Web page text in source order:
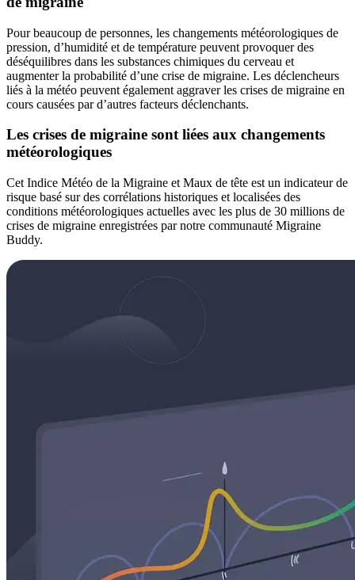
Pour beaucoup de personnes, les changements météorologiques de
pression, d’humidité et de température peuvent provoquer des
déséquilibres dans les substances chimiques du cerveau et
augmenter la probabilité d’une crise de migraine. Les déclencheurs
liés à la météo peuvent également aggraver les crises de migraine en
cours causées par d’autres facteurs déclenchants.
Les crises de migraine sont liées aux changements
météorologiques
Cet Indice Météo de la Migraine et Maux de tête est un indicateur de
risque basé sur des corrélations historiques et localisées des
conditions météorologiques actuelles avec les plus de 30 millions de
crises de migraine enregistrées par notre communauté Migraine
Buddy.